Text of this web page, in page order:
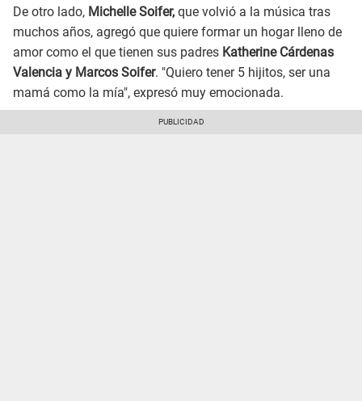
De otro lado, Michelle Soifer, que volvió a la música tras
muchos años, agregó que quiere formar un hogar lleno de
amor como el que tienen sus padres Katherine Cárdenas
Valencia y Marcos Soifer. "Quiero tener 5 hijitos, ser una
mamá como la mía", expresó muy emocionada.